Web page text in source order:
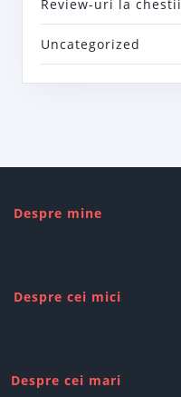
Review-uri la chestii
Uncategorized
Despre mine
Despre cei mici
Despre cei mari